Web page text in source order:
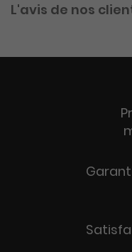
L'avis de nos